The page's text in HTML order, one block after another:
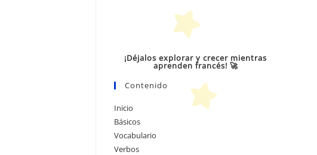
¡Déjalos explorar y crecer mientras
aprenden francés! 🚀
Contenido
Inicio
Básicos
Vocabulario
Verbos